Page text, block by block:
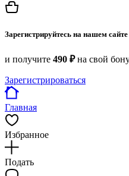
Зарегистрируйтесь на нашем сайте
и получите 490 ₽на свой
Зарегистрироваться
Главная
Избранное
Подать